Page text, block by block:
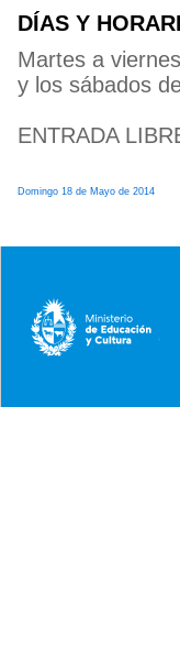
DÍAS Y
Martes a
y los sábados
ENTRADA
Domingo 18 de Mayo de 2014